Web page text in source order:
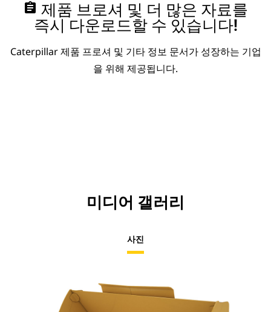
assignment 제품 브로셔 및 더 많은 자료를
즉시 다운로드할 수 있습니다!
Caterpillar 제품 프로셔 및 기타 정보 문서가 성장하는 기업
을 위해 제공됩니다.
미디어 갤러리
사진